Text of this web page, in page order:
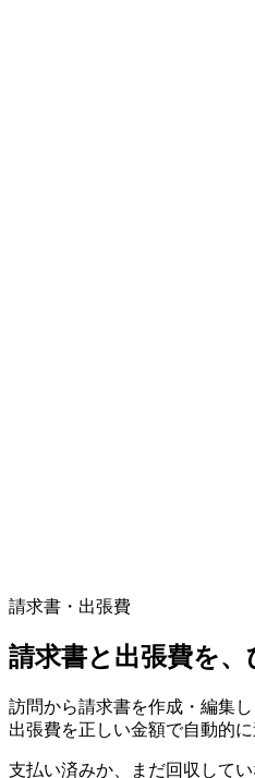
請求書・出張費
請求書と出張費を、
訪問から請求書を作成・編集
出張費を正しい金額で自動的に
支払い済みか、まだ回収して